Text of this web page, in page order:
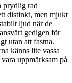
prydlig rad
distinkt, men mjukt
ljud när de
gedigen för
utan att fastna.
känns lite vassa
uppmärksam på